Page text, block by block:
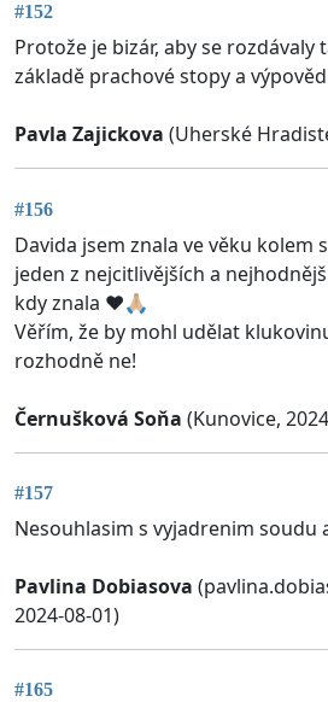
#152
Protože je bizár, aby se rozdávaly
základě prachové stopy a
Pavla Zajickova (Uherské
#156
Davida jsem znala ve věku kolem
jeden z nejcitlivějších a
kdy znala ❤️🙏🏼
Věřím, že by mohl udělat
rozhodně ne!
Černušková Soňa (Kunovice,
#157
Nesouhlasim s vyjadrenim soudu
Pavlina Dobiasova (
2024-08-01)
#165